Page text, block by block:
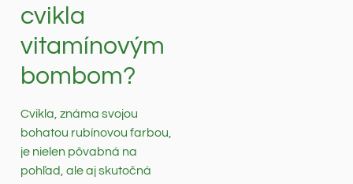
cvikla
vitamínovým
bombom?
Cvikla, známa svojou
bohatou rubínovou farbou,
je nielen pôvabná na
pohľad, ale aj skutočná